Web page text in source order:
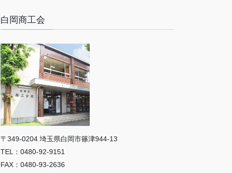
白岡商工会
〒349-0204 埼⽟県⽩岡市篠津944-13
TEL：0480-92-9151
FAX：0480-93-2636